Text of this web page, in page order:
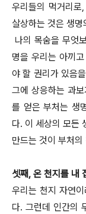
우리들의 먹거리
살상하는 것은 생
나의 목숨을 무엇
명을 우리는 아끼
야 할 권리가 있음
그에 상응하는 과
를 얻은 부처는 생
다. 이 세상의 모든
만드는 것이 부처의
셋째, 온 천지를 내
우리는 천지 자연
다. 그런데 인간의